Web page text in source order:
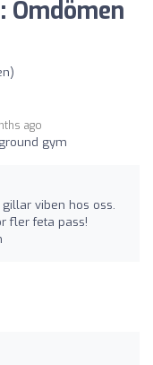
Omdömen
ago
gym
viben hos oss.
fler feta pass!